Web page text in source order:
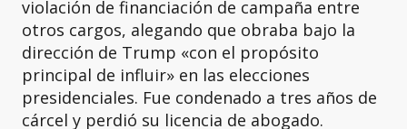
violación de financiación de campaña entre
otros cargos, alegando que obraba bajo la
dirección de Trump «con el propósito
principal de influir» en las elecciones
presidenciales. Fue condenado a tres años de
cárcel y perdió su licencia de abogado.